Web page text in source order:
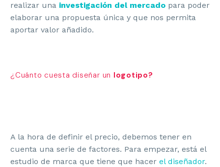
realizar una investigación del mercado para poder
elaborar una propuesta única y que nos permita
aportar valor añadido.
¿Cuánto cuesta diseñar un logotipo?
A la hora de definir el precio, debemos tener en
cuenta una serie de factores. Para empezar, está el
estudio de marca que tiene que hacer el diseñador.